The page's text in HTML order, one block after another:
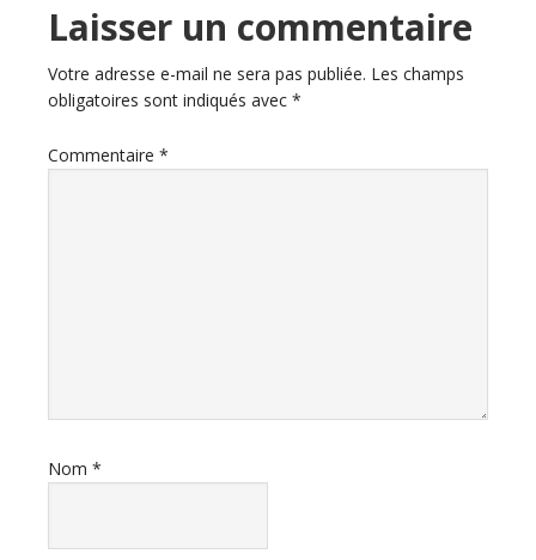
Interactions
du
lecteur
Laisser un commentaire
Votre adresse e-mail ne sera pas publiée. Les champs
obligatoires sont indiqués avec *
Commentaire *
Nom *